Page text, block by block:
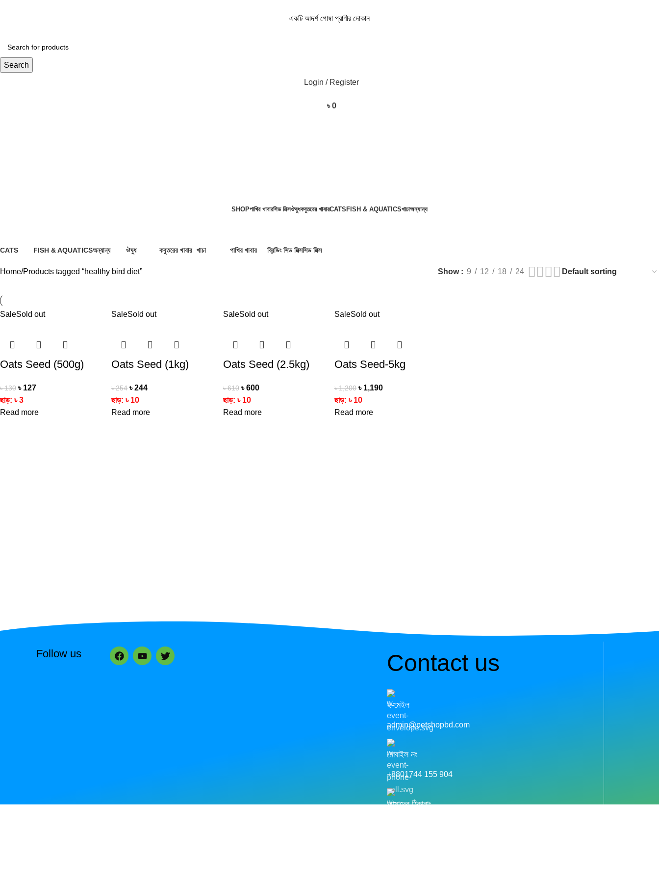
একটি আদর্শ পোষা প্রাণীর দোকান
Search
Login / Register
৳0
SHOPপাখির খাবারসিড মিক্সঔষুধকবুতরের খাবারCATS FISH & AQUATICSখাচাঅন্যান্য
CATS
FISH & AQUATICSঅন্যান্য
ঔষুধ
কবুতরের খাবার খাচা
পাখির খাবার
ব্রিডিং সিড মিক্সসিড মিক্স
Home Products tagged “healthy bird diet” Show 9 12 18 24
SaleSold out
Oats Seed (500g)
৳130 ৳ 127
ছাড়: ৳3
Read more
SaleSold out
Oats Seed (1kg)
৳254 ৳244
ছাড়:৳ 10
Read more
SaleSold out
Oats Seed (2.5kg)
৳610 ৳600
ছাড়: ৳ 10
Read more
SaleSold out
Oats Seed-5kg
৳1,200 ৳ 1,190
ছাড়: ৳ 10
Read more
Follow us Contact us
ই-মেইল
admin@petshopbd.com
মোবাইল নং
+8801744 155 904
আমাদের ঠিকানাঃ